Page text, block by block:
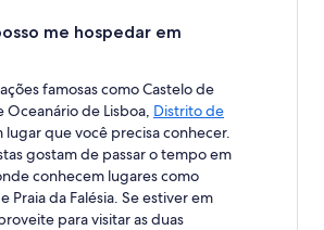
me hospedar em
famosas como Castelo de
Oceanário de Lisboa, Distrito de
lugar que você precisa conhecer.
gostam de passar o tempo em
conhecem lugares como
Praia da Falésia. Se estiver em
para visitar as duas